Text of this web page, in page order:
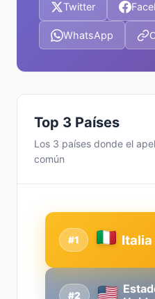
Twitter
WhatsApp
Top 3 Países
Los 3 países donde el
común
#2
#1 Italia